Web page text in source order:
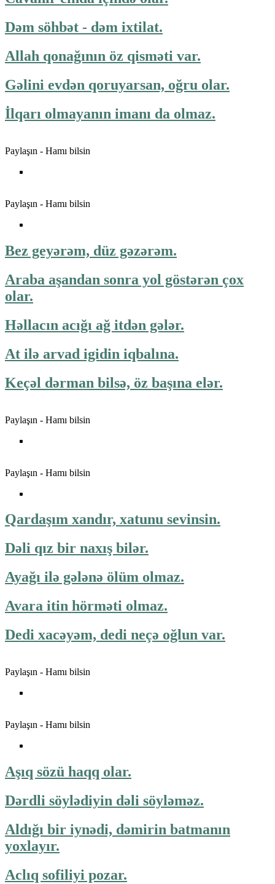
Dəm söhbət - dəm ixtilat.
Allah qonağının öz qisməti var.
Gəlini evdən qoruyarsan, oğru olar.
İlqarı olmayanın imanı da olmaz.
Paylaşın - Hamı bilsin
Paylaşın - Hamı bilsin
Bez geyərəm, düz gəzərəm.
Araba aşandan sonra yol göstərən çox
olar.
Həllacın acığı ağ itdən gələr.
At ilə arvad igidin iqbalına.
Keçəl dərman bilsə, öz başına elər.
Paylaşın - Hamı bilsin
Paylaşın - Hamı bilsin
Qardaşım xandır, xatunu sevinsin.
Dəli qız bir naxış bilər.
Ayağı ilə gələnə ölüm olmaz.
Avara itin hörməti olmaz.
Dedi xacəyəm, dedi neçə oğlun var.
Paylaşın - Hamı bilsin
Paylaşın - Hamı bilsin
Aşıq sözü haqq olar.
Dərdli söylədiyin dəli söyləməz.
Aldığı bir iynədi, dəmirin batmanın
yoxlayır.
Aclıq sofiliyi pozar.